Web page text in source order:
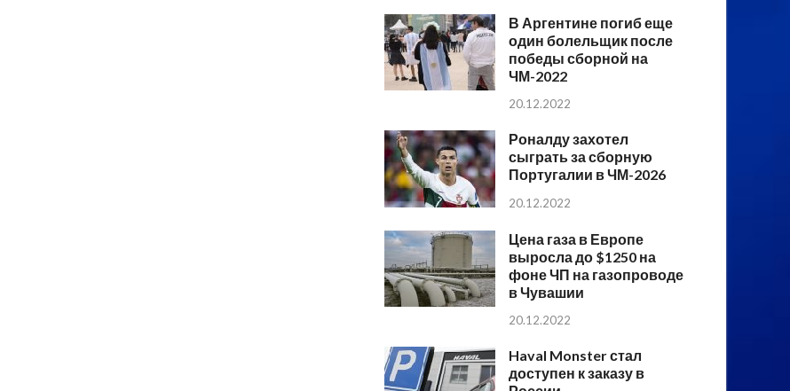
В Аргентине погиб еще
один болельщик после
победы сборной на
ЧМ-2022
20.12.2022
Роналду захотел
сыграть за сборную
Португалии в ЧМ-2026
20.12.2022
Цена газа в Европе
выросла до $1250 на
фоне ЧП на газопроводе
в Чувашии
20.12.2022
Haval Monster стал
доступен к заказу в